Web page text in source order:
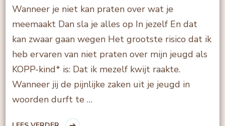
Wanneer je niet kan praten over wat je
meemaakt Dan sla je alles op In jezelf En dat
kan zwaar gaan wegen Het grootste risico dat ik
heb ervaren van niet praten over mijn jeugd als
KOPP-kind* is: Dat ik mezelf kwijt raakte.
Wanneer jij de pijnlijke zaken uit je jeugd in
woorden durft te …